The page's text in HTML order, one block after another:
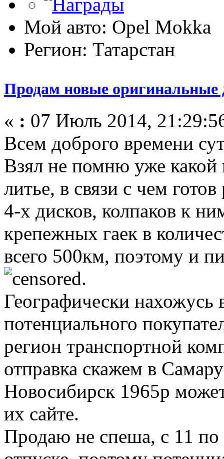
Мой авто: Opel Mokka
Регион: Татарстан
Продам новые оригинальные
« : 07 Июль 2014,
Всем доброго времени
Взял не помню уже
литье, в связи с чем
4-х дисков, колпаков к
крепежных гаек в
всего 500км, поэтому и
.
Географически нахожусь
потенциального
регион транспортной
отправка скажем в
Новосибирск 1965р
их сайте.
Продаю не спеша, с 11 по